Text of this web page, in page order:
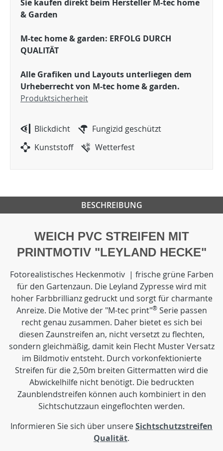
Sie kaufen direkt beim Hersteller M-tec home
& Garden
M-tec home & garden: ERFOLG DURCH
QUALITÄT
Alle Grafiken und Layouts unterliegen dem
Urheberrecht von M-tec home & garden.
Produktsicherheit
Blickdicht
Fungizid geschützt
Kunststoff
Wetterfest
BESCHREIBUNG
WEICH PVC STREIFEN MIT
PRINTMOTIV "LEYLAND HECKE"
Fotorealistisches Heckenmotiv | frische grüne Farben
für den Gartenzaun. Die Leyland Zypresse wird mit
hoher Farbbrillianz gedruckt und sorgt für charmante
Anreize. Die Motive der "M-tec print"®Serie passen
recht genau zusammen. Daher bietet es sich bei
diesen Zaunstreifen an, nicht versetzt zu flechten,
sondern gleichmäßig, damit kein Flecht Muster Versatz
im Bildmotiv entsteht. Durch vorkonfektionierte
Streifen für die 2,50m breiten Gittermatten wird die
Abwickelhilfe nicht benötigt. Die bedruckten
Zaunblendstreifen können auch kombiniert in den
Sichtschutzzaun eingeflochten werden.
Informieren Sie sich über unsereSichtschutzstreifen
Qualität.